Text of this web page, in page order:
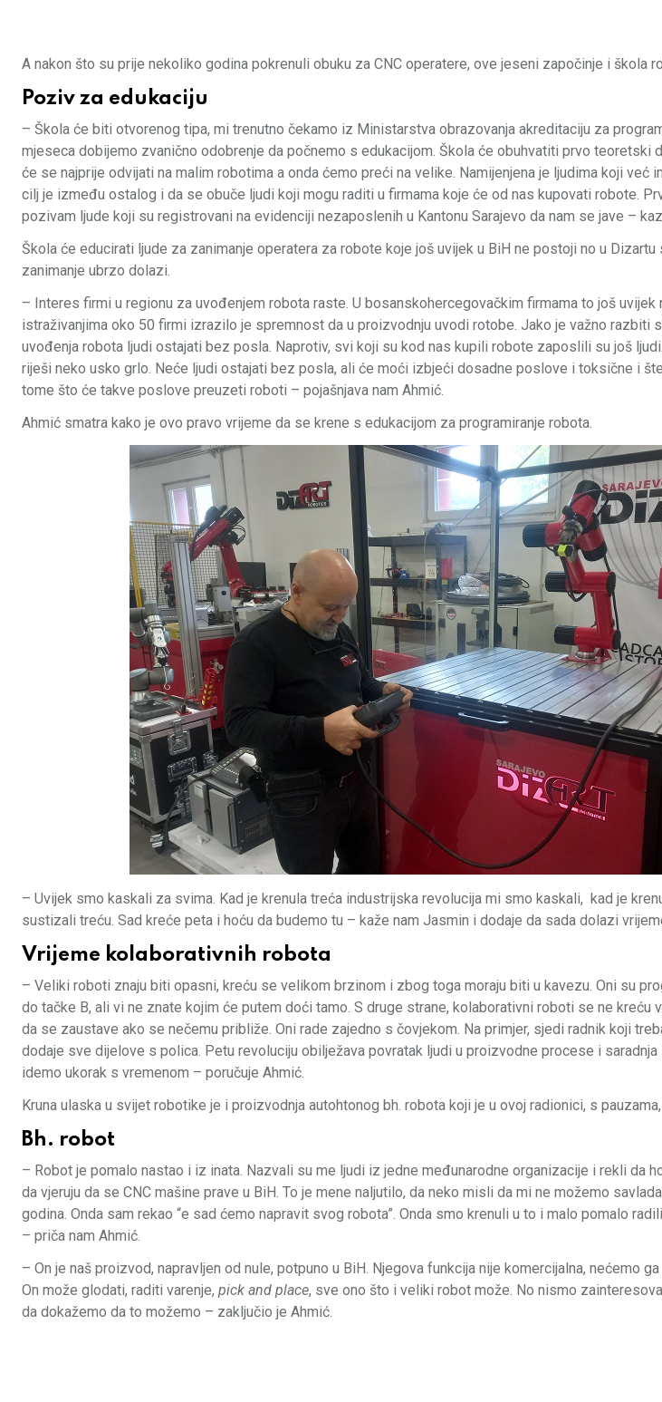
A nakon što su prije nekoliko godina pokrenuli obuku za CNC operatere, ove jeseni započinje i škola
Poziv za edukaciju
– Škola će biti otvorenog tipa, mi trenutno čekamo iz Ministarstva obrazovanja akreditaciju za
mjeseca dobijemo zvanično odobrenje da počnemo s edukacijom. Škola će obuhvatiti prvo teoretski
će se najprije odvijati na malim robotima a onda ćemo preći na velike. Namijenjena je ljudima koji već
cilj je između ostalog i da se obuče ljudi koji mogu raditi u firmama koje će od nas kupovati robote.
pozivam ljude koji su registrovani na evidenciji nezaposlenih u Kantonu Sarajevo da nam se jave –
Škola će educirati ljude za zanimanje operatera za robote koje još uvijek u BiH ne postoji no u
zanimanje ubrzo dolazi.
– Interes firmi u regionu za uvođenjem robota raste. U bosanskohercegovačkim firmama to još uvijek
istraživanjima oko 50 firmi izrazilo je spremnost da u proizvodnju uvodi rotobe. Jako je važno razbiti
uvođenja robota ljudi ostajati bez posla. Naprotiv, svi koji su kod nas kupili robote zaposlili su još
riješi neko usko grlo. Neće ljudi ostajati bez posla, ali će moći izbjeći dosadne poslove i toksične i
tome što će takve poslove preuzeti roboti – pojašnjava nam Ahmić.
Ahmić smatra kako je ovo pravo vrijeme da se krene s edukacijom za programiranje robota.
– Uvijek smo kaskali za svima. Kad je krenula treća industrijska revolucija mi smo kaskali, kad je
sustizali treću. Sad kreće peta i hoću da budemo tu – kaže nam Jasmin i dodaje da sada dolazi
Vrijeme kolaborativnih robota
– Veliki roboti znaju biti opasni, kreću se velikom brzinom i zbog toga moraju biti u kavezu. Oni su
do tačke B, ali vi ne znate kojim će putem doći tamo. S druge strane, kolaborativni roboti se ne kreću
da se zaustave ako se nečemu približe. Oni rade zajedno s čovjekom. Na primjer, sjedi radnik koji
dodaje sve dijelove s polica. Petu revoluciju obilježava povratak ljudi u proizvodne procese i
idemo ukorak s vremenom – poručuje Ahmić.
Kruna ulaska u svijet robotike je i proizvodnja autohtonog bh. robota koji je u ovoj radionici, s
Bh. robot
– Robot je pomalo nastao i iz inata. Nazvali su me ljudi iz jedne međunarodne organizacije i rekli da
da vjeruju da se CNC mašine prave u BiH. To je mene naljutilo, da neko misli da mi ne možemo
godina. Onda sam rekao “e sad ćemo napravit svog robota”. Onda smo krenuli u to i malo pomalo
– priča nam Ahmić.
– On je naš proizvod, napravljen od nule, potpuno u BiH. Njegova funkcija nije komercijalna, nećemo
On može glodati, raditi varenje, pick and place, sve ono što i veliki robot može. No nismo
da dokažemo da to možemo – zaključio je Ahmić.